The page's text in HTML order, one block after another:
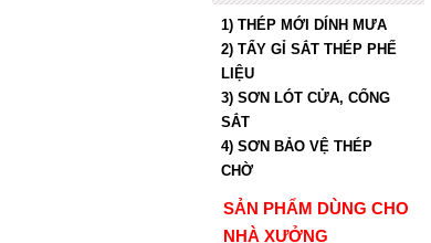
1) THÉP MỚI DÍNH MƯA
2) TẨY GỈ SẮT THÉP PHẾ
LIỆU
3) SƠN LÓT CỬA, CỔNG
SẮT
4) SƠN BẢO VỆ THÉP
CHỜ
SẢN PHẨM DÙNG CHO
NHÀ XƯỞNG